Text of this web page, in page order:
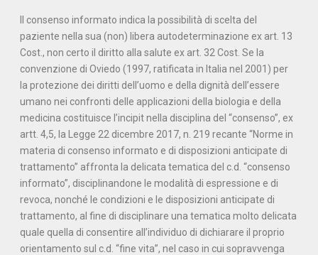
Il consenso informato indica la possibilità di scelta del
paziente nella sua (non) libera autodeterminazione ex art. 13
Cost., non certo il diritto alla salute ex art. 32 Cost. Se la
convenzione di Oviedo (1997, ratificata in Italia nel 2001) per
la protezione dei diritti dell’uomo e della dignità dell’essere
umano nei confronti delle applicazioni della biologia e della
medicina costituisce l’incipit nella disciplina del “consenso”, ex
artt. 4,5, la Legge 22 dicembre 2017, n. 219 recante “Norme in
materia di consenso informato e di disposizioni anticipate di
trattamento” affronta la delicata tematica del c.d. “consenso
informato”, disciplinandone le modalità di espressione e di
revoca, nonché le condizioni e le disposizioni anticipate di
trattamento, al fine di disciplinare una tematica molto delicata
quale quella di consentire all’individuo di dichiarare il proprio
orientamento sul c.d. “fine vita”, nel caso in cui sopravvenga